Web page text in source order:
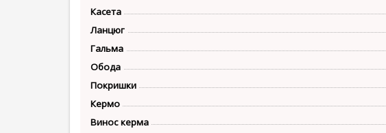
Касета
Ланцюг
Гальма
Обода
Покришки
Кермо
Винос керма